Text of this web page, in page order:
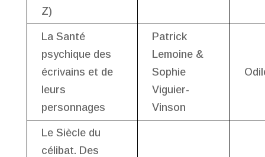
Z)
La Santé
psychique des
écrivains et de
leurs
personnages
Patrick
Lemoine &
Sophie
Viguier-
Vinson
Le Siècle du
célibat. Des